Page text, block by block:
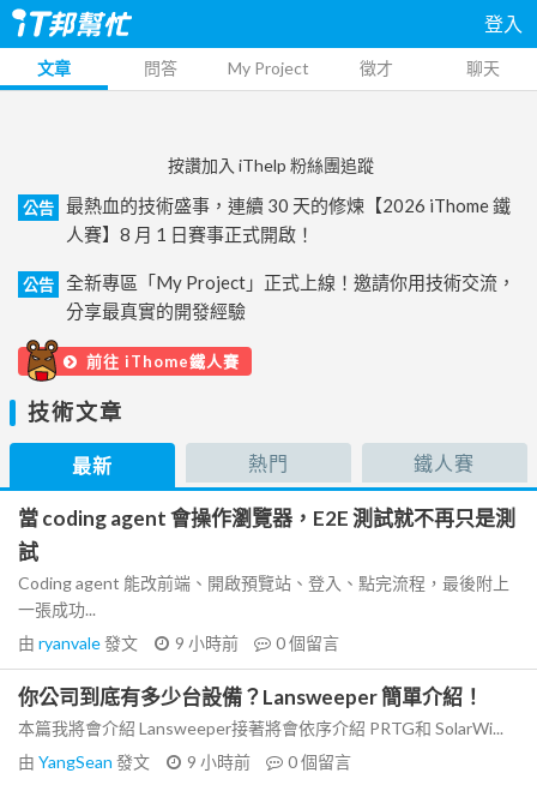
登入
文章 問答 My Project 徵才 聊天
按讚加入 iThelp 粉絲團追蹤
公告
最熱血的技術盛事，連續 30 天的修煉【2026 iThome 鐵
人賽】8 月 1 日賽事正式開啟！
公告
全新專區「My Project」正式上線！邀請你用技術交流，
分享最真實的開發經驗
前往 iThome鐵人賽
技術文章
最新 熱門 鐵人賽
當 coding agent 會操作瀏覽器，E2E 測試就不再只是測
試
Coding agent 能改前端、開啟預覽站、登入、點完流程，最後附上
一張成功...
由 ryanvale發文 9 小時前 0個留言
你公司到底有多少台設備？Lansweeper 簡單介紹！
本篇我將會介紹 Lansweeper接著將會依序介紹 PRTG和 SolarWi...
由 YangSean 發文 9 小時前 0個留言